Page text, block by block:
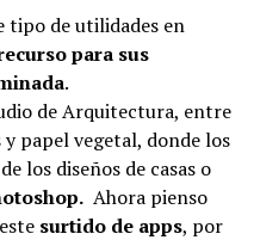
tipo de utilidades en
para sus
.
de Arquitectura, entre
papel vegetal, donde los
los diseños de casas o
Ahora pienso
surtido de apps, por